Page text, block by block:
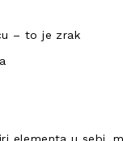
– to je zrak